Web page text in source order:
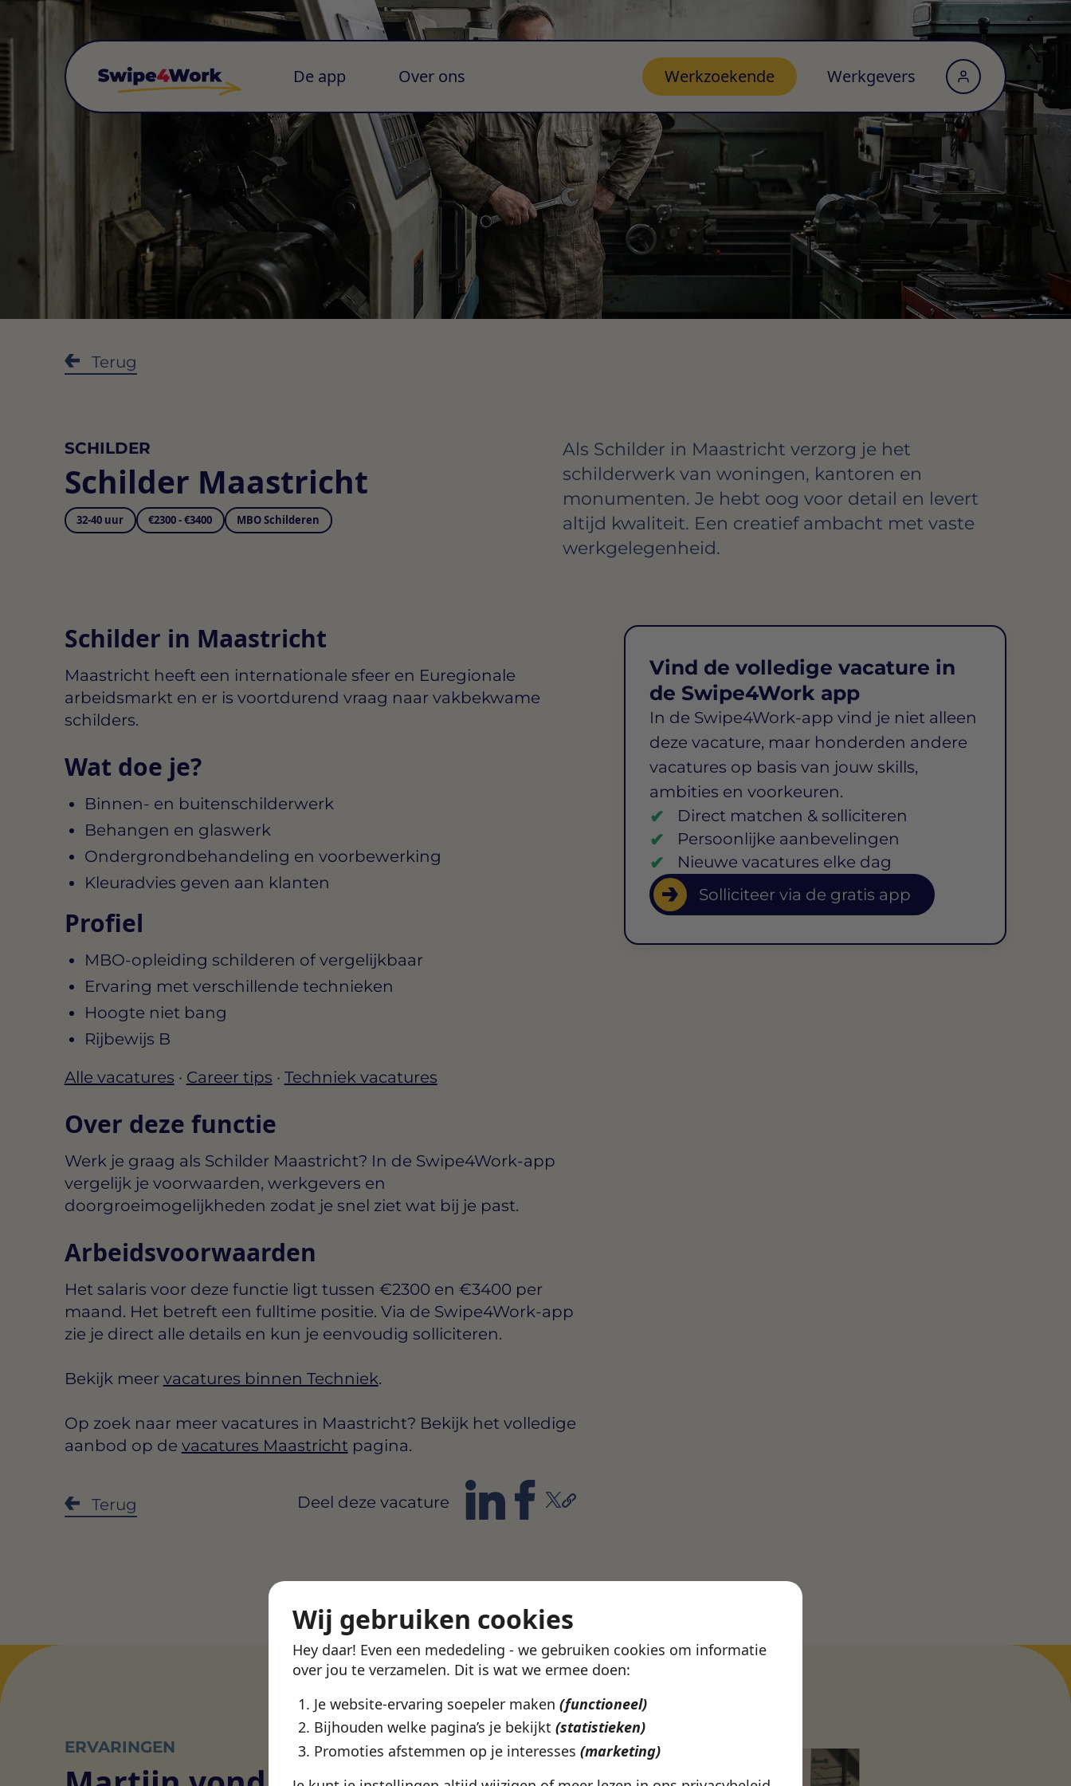
Wij gebruiken cookies
Hey daar! Even een mededeling - we gebruiken cookies om informatie
over jou te verzamelen. Dit is wat we ermee doen:
Je website-ervaring soepeler maken (functioneel)
Bijhouden welke pagina’s je bekijkt (statistieken)
Promoties afstemmen op je interesses (marketing)
De app Over ons Werkzoekende Werkgevers
Terug
SCHILDER
Schilder Maastricht
32-40 uur €2300 - €3400 MBO Schilderen
Als Schilder in Maastricht verzorg je het
schilderwerk van woningen, kantoren en
monumenten. Je hebt oog voor detail en levert
altijd kwaliteit. Een creatief ambacht met vaste
werkgelegenheid.
Schilder in Maastricht
Maastricht heeft een internationale sfeer en Euregionale
arbeidsmarkt en er is voortdurend vraag naar vakbekwame
schilders.
Wat doe je?
Binnen- en buitenschilderwerk
Behangen en glaswerk
Ondergrondbehandeling en voorbewerking
Kleuradvies geven aan klanten
Profiel
MBO-opleiding schilderen of vergelijkbaar
Ervaring met verschillende technieken
Hoogte niet bang
Rijbewijs B
Alle vacatures · Career tips · Techniek vacatures
Over deze functie
Werk je graag als Schilder Maastricht? In de Swipe4Work-app
vergelijk je voorwaarden, werkgevers en
doorgroeimogelijkheden zodat je snel ziet wat bij je past.
Arbeidsvoorwaarden
Het salaris voor deze functie ligt tussen €2300 en €3400 per
maand. Het betreft een fulltime positie. Via de Swipe4Work-app
zie je direct alle details en kun je eenvoudig solliciteren.
Bekijk meer vacatures binnen Techniek.
Op zoek naar meer vacatures in Maastricht? Bekijk het volledige
aanbod op de vacatures Maastricht pagina.
Terug Deel deze vacature
Vind de volledige vacature in
de Swipe4Work app
In de Swipe4Work-app vind je niet alleen
deze vacature, maar honderden andere
vacatures op basis van jouw skills,
ambities en voorkeuren.
Direct matchen & solliciteren
Persoonlijke aanbevelingen
Nieuwe vacatures elke dag
Solliciteer via de gratis app
ERVARINGEN